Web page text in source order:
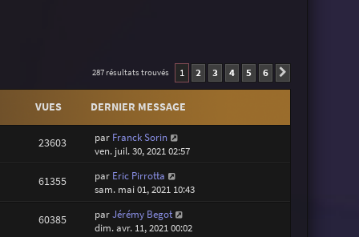
287 résultats trouvés 1 2 3 4 5 6
VUES DERNIER MESSAGE
23603 par Franck Sorin
ven. juil. 30, 2021 02:57
61355 par Eric Pirrotta
sam. mai 01, 2021 10:43
60385 parJérémy Begot
dim. avr. 11, 2021 00:02